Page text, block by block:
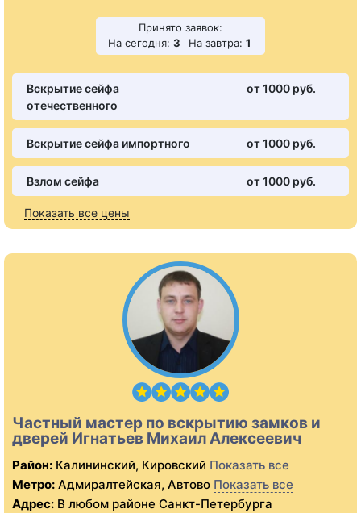
Принято заявок:
На сегодня: 3 На завтра: 1
Вскрытие сейфа
отечественного
от 1000 pуб.
Вскрытие сейфа импортного от 1000 pуб.
Взлом сейфа от 1000 pуб.
Показать все цены
Частный мастер по вскрытию замков и
дверей Игнатьев Михаил Алексеевич
Район: Калининский, Кировский Показать все
Метро: Адмиралтейская, Автово Показать все
Адрес: В любом районе Санкт-Петербурга